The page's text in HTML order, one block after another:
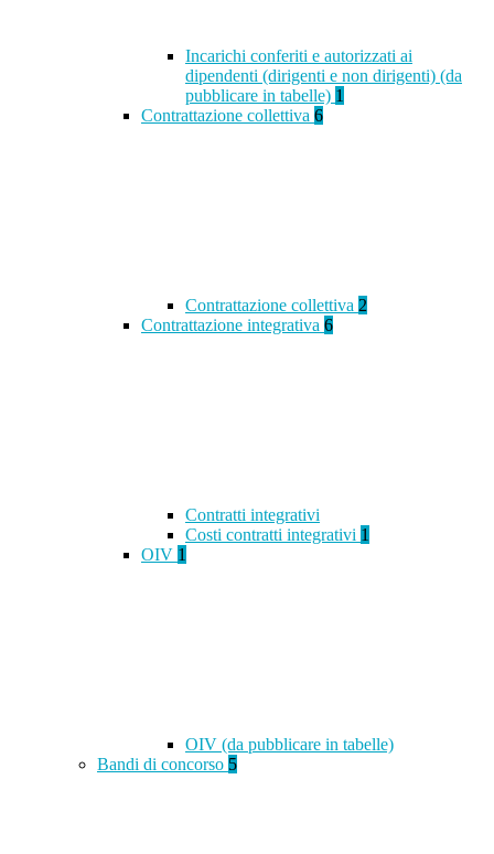
Incarichi conferiti e autorizzati ai
dipendenti (dirigenti e non dirigenti) (da
pubblicare in tabelle) 1
Contrattazione collettiva 6
Contrattazione collettiva 2
Contrattazione integrativa 6
Contratti integrativi
Costi contratti integrativi 1
OIV 1
OIV (da pubblicare in tabelle)
Bandi di concorso 5